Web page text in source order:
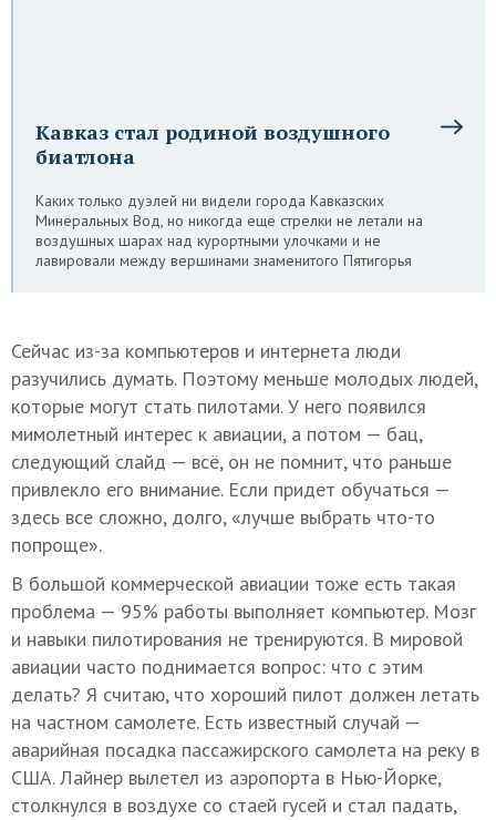
Кавказ стал родиной воздушного
биатлона
Каких только дуэлей ни видели города Кавказских
Минеральных Вод, но никогда еще стрелки не летали на
воздушных шарах над курортными улочками и не
лавировали между вершинами знаменитого Пятигорья
Сейчас из-за компьютеров и интернета люди
разучились думать. Поэтому меньше молодых людей,
которые могут стать пилотами. У него появился
мимолетный интерес к авиации, а потом — бац,
следующий слайд — всё, он не помнит, что раньше
привлекло его внимание. Если придет обучаться —
здесь все сложно, долго, «лучше выбрать что-то
попроще».
В большой коммерческой авиации тоже есть такая
проблема — 95% работы выполняет компьютер. Мозг
и навыки пилотирования не тренируются. В мировой
авиации часто поднимается вопрос: что с этим
делать? Я считаю, что хороший пилот должен летать
на частном самолете. Есть известный случай —
аварийная посадка пассажирского самолета на реку в
США. Лайнер вылетел из аэропорта в Нью-Йорке,
столкнулся в воздухе со стаей гусей и стал падать,